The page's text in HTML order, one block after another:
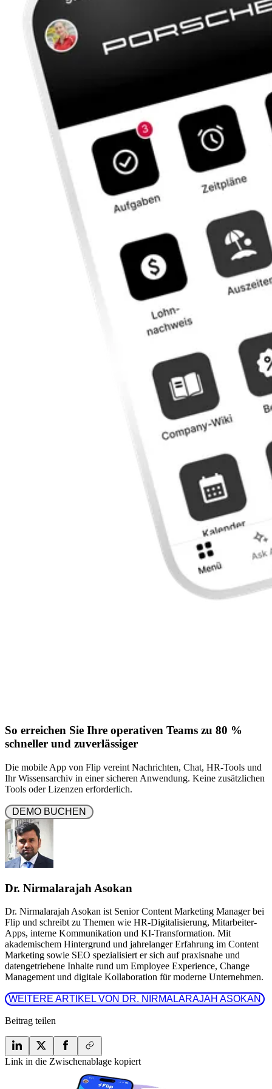
So erreichen Sie Ihre operativen Teams zu 80 %
schneller und zuverlässiger
Die mobile App von Flip vereint Nachrichten, Chat, HR-Tools und
Ihr Wissensarchiv in einer sicheren Anwendung. Keine zusätzlichen
Tools oder Lizenzen erforderlich.
Dr. Nirmalarajah Asokan
Dr. Nirmalarajah Asokan ist Senior Content Marketing Manager bei
Flip und schreibt zu Themen wie HR-Digitalisierung, Mitarbeiter-
Apps, interne Kommunikation und KI-Transformation. Mit
akademischem Hintergrund und jahrelanger Erfahrung im Content
Marketing sowie SEO spezialisiert er sich auf praxisnahe und
datengetriebene Inhalte rund um Employee Experience, Change
Management und digitale Kollaboration für moderne Unternehmen.
WEITERE ARTIKEL VON DR. NIRMALARAJAH ASOKAN
Beitrag teilen
Link in die Zwischenablage kopiert